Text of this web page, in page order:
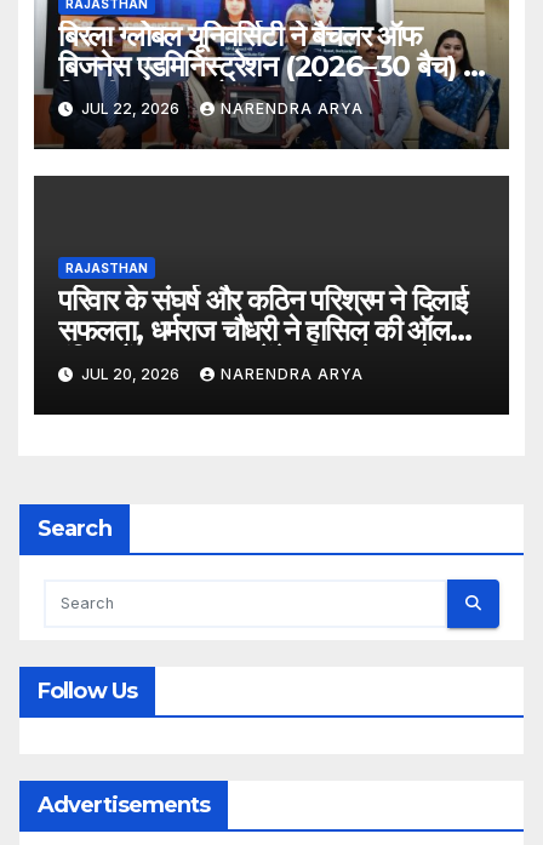
RAJASTHAN
बिरला ग्लोबल यूनिवर्सिटी ने बैचलर ऑफ
बिजनेस एडमिनिस्ट्रेशन (2026–30 बैच) के
लिए दीक्षारंभ समारोह का आयोजन किया
JUL 22, 2026 NARENDRA ARYA
RAJASTHAN
परिवार के संघर्ष और कठिन परिश्रम ने दिलाई
सफलता, धर्मराज चौधरी ने हासिल की ऑल
इंडिया रैंक 6400, बनेंगे परिवार के पहले
डॉक्टर
JUL 20, 2026 NARENDRA ARYA
Search
Follow Us
Advertisements